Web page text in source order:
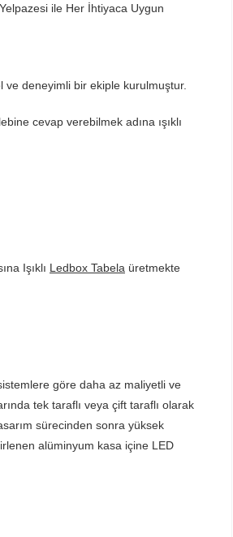
ile Her İhtiyaca Uygun
ve deneyimli bir ekiple kurulmuştur.
cevap verebilmek adına ışıklı
Işıklı Ledbox Tabela üretmekte
göre daha az maliyetli ve
tek taraflı veya çift taraflı olarak
sürecinden sonra yüksek
alüminyum kasa içine LED